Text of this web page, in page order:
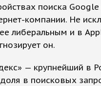
поиска
компании. Не
либеральным и в
он.
— крупнейший в
в поисковых